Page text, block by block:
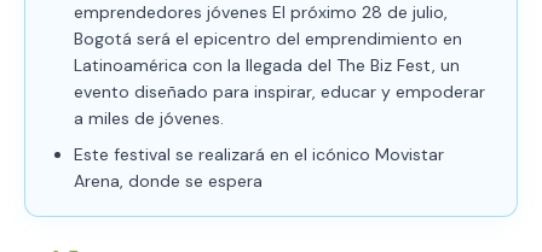
emprendedores jóvenes El próximo 28 de julio,
Bogotá será el epicentro del emprendimiento en
Latinoamérica con la llegada del The Biz Fest, un
evento diseñado para inspirar, educar y empoderar
a miles de jóvenes.
Este festival se realizará en el icónico Movistar
Arena, donde se espera